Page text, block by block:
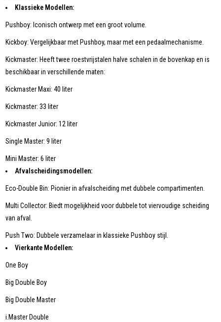
Klassieke Modellen:
Pushboy: Iconisch ontwerp met een groot volume.
Kickboy: Vergelijkbaar met Pushboy, maar met een pedaalmechanisme.
Kickmaster: Heeft twee roestvrijstalen halve schalen in de bovenkap en is
beschikbaar in verschillende maten:
Kickmaster Maxi: 40 liter
Kickmaster: 33 liter
Kickmaster Junior: 12 liter
Single Master: 9 liter
Mini Master: 6 liter
Afvalscheidingsmodellen:
Eco-Double Bin: Pionier in afvalscheiding met dubbele compartimenten.
Multi Collector: Biedt mogelijkheid voor dubbele tot viervoudige scheiding
van afval.
Push Two: Dubbele verzamelaar in klassieke Pushboy stijl.
Vierkante Modellen:
One Boy
Big Double Boy
Big Double Master
i.Master Double